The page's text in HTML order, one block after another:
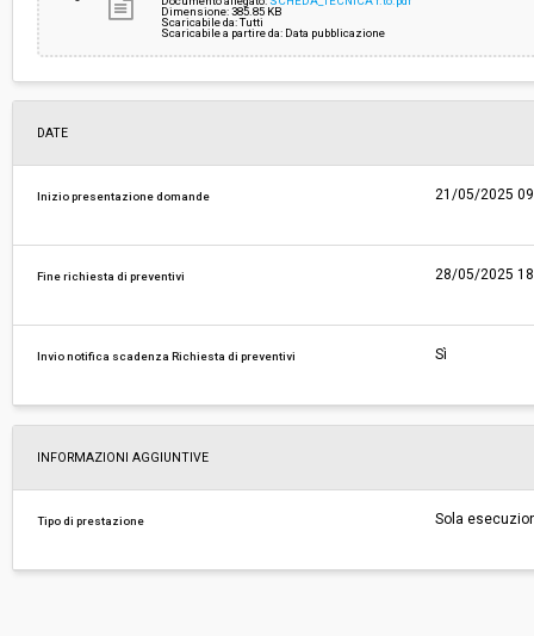
Dimensione: 385.85 KB
Scaricabile da: Tutti
Scaricabile a partire da: Data pubblicazione
DATE
Inizio presentazione domande 21/05/2025
Fine richiesta di preventivi 28/05/2025
Invio notifica scadenza Richiesta di preventivi Sì
INFORMAZIONI AGGIUNTIVE
Tipo di prestazione Sola